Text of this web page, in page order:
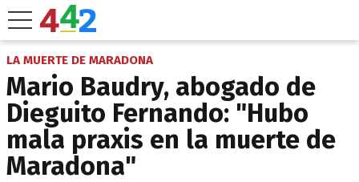
LA MUERTE DE MARADONA
Mario Baudry, abogado de
Dieguito Fernando: "Hubo
mala praxis en la muerte de
Maradona"